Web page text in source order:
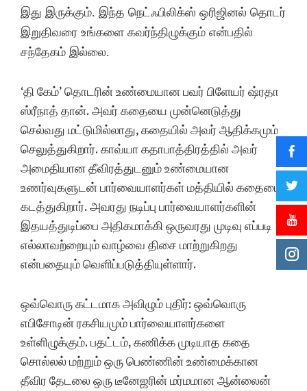
இது இருக்கும். இந்த நெட்ஃபிலிக்ஸ் ஒரிஜினல் தொடர்
இறுதிவரை உங்களை கவர்ந்திழுக்கும் என்பதில்
சந்தேகம் இல்லை.
‘தி கேம்’ தொடரின் உண்மையான பவர் பிளேயர் ஷ்ரதா
ஸ்ரீநாத் தான். அவர் கதையை முன்னெடுத்து
செல்வது மட்டுமில்லாது, கதையில் அவர் ஆதிக்கமும்
செலுத்துகிறார். காவ்யா கதாபாத்திரத்தில் அவர்
அமைதியான தீவிரத்துடனும் உண்மையான
உணர்வுகளுடன் பார்வையாளர்கள் மத்தியில் கதையை
கடத்துகிறார். அவரது நடிப்பு பார்வையாளர்களின்
இதயத்துடிப்பை அதிகமாக்கி ஒருவரது முடிவு எப்படி
எல்லாவற்றையும் வாழ்வை திசை மாற்றுகிறது
என்பதையும் வெளிப்படுத்தியுள்ளார்.
ஒவ்வொரு கட்டமாக அவிழும் புதிர்: ஒவ்வொரு
எபிசோடின் ரகசியமும் பார்வையாளர்களை
உள்ளிழுக்கும். பதட்டம், கணிக்க முடியாத கதை
சொல்லல் மற்றும் ஒரு பெண்ணின் உண்மைக்கான
தீவிர தேடலை ஒரு டீனேஜரின் மர்மமான ஆன்லைன்